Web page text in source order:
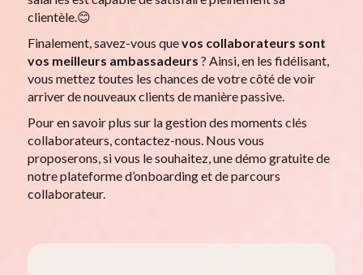
clientèle.😊
Finalement, savez-vous quevos collaborateurs sont
vos meilleurs ambassadeurs ? Ainsi, en les fidélisant,
vous mettez toutes les chances de votre côté de voir
arriver de nouveaux clients de manière passive.
Pour en savoir plus sur la gestion des moments clés
collaborateurs, contactez-nous. Nous vous
proposerons, si vous le souhaitez, une démo gratuite de
notre plateforme d’onboarding et de parcours
collaborateur.